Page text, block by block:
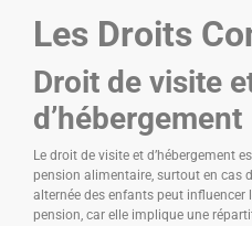
Les Droits
Droit de visite
d’hébergement
Le droit de visite et d’hébergement
pension alimentaire, surtout en cas
alternée des enfants peut
pension, car elle implique une